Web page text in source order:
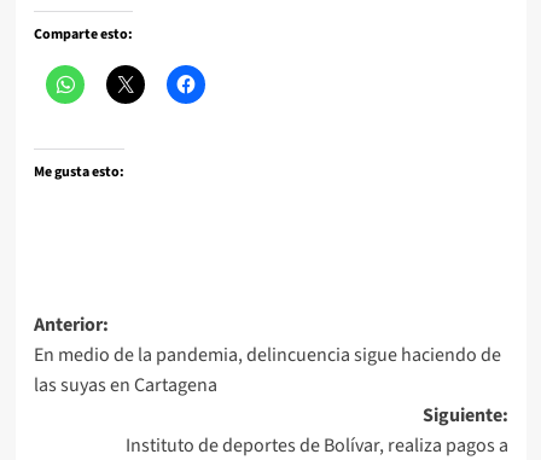
Comparte esto:
Me gusta esto:
Navegación
de
entradas
Anterior:
En medio de la pandemia, delincuencia sigue haciendo de
las suyas en Cartagena
Siguiente:
Instituto de deportes de Bolívar, realiza pagos a